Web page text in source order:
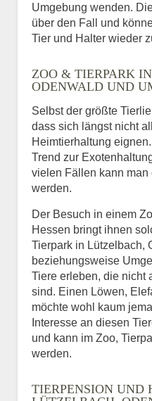
Umgebung wenden.
über den Fall und
Tier und Halter wieder
ZOO & TIERPARK
ODENWALD UND
Selbst der größte
dass sich längst nicht
Heimtierhaltung
Trend zur
vielen Fällen kann man
werden.
Der Besuch in einem
Hessen bringt ihnen
Tierpark in Lützelbach,
beziehungsweise
Tiere erleben, die nicht
sind. Einen Löwen,
möchte wohl kaum
Interesse an diesen
und kann im Zoo,
werden.
TIERPENSION UND